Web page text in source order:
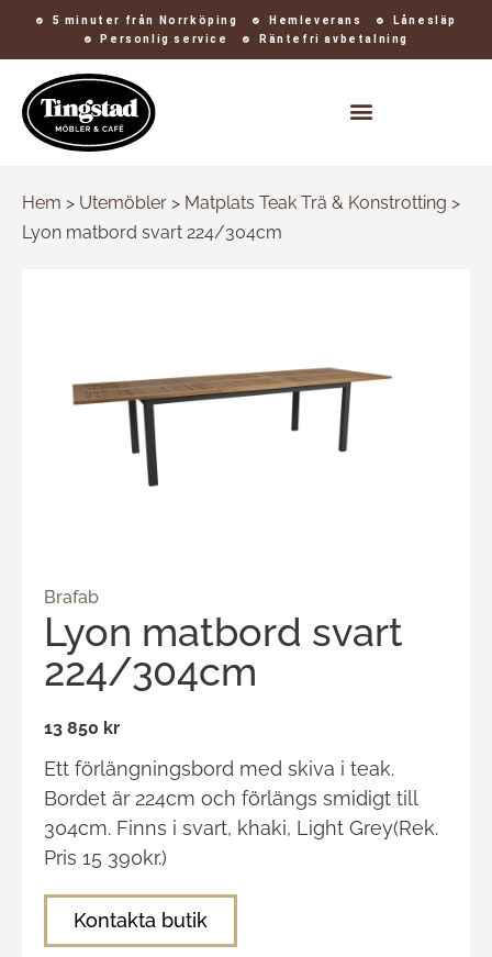
5 minuter från Norrköping Hemleverans
Lånesläp
Personlig service
Räntefri avbetalning
Hem > Utemöbler > Matplats Teak Trä & Konstrotting >
Lyon matbord svart 224/304cm
Brafab
Lyon matbord svart
224/304cm
13 850 kr
Ett förlängningsbord med skiva i teak.
Bordet är 224cm och förlängs smidigt till
304cm. Finns i svart, khaki, Light Grey(Rek.
Pris 15 390kr.)
Kontakta butik